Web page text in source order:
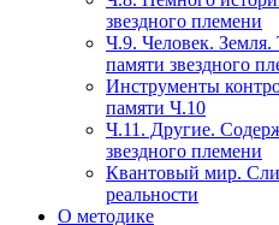
звездного племени
Ч.9. Человек.
памяти звездного
Инструменты
памяти Ч.10
Ч.11. Другие.
звездного племени
Квантовый мир.
реальности
О методике